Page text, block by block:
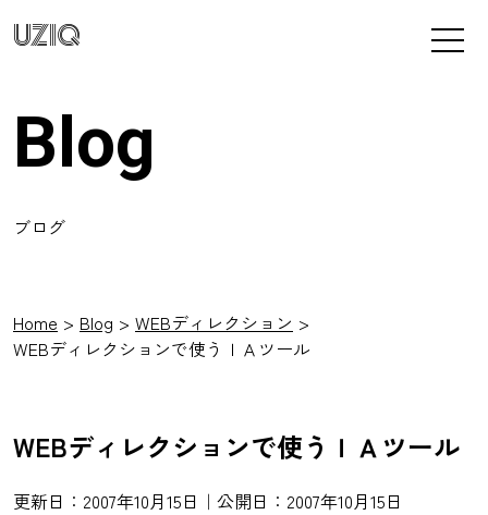
UZIQ
Blog
ブログ
Home Blog
WEBディレクション
WEBディレクションで使うＩＡツール
WEBディレクションで使うＩＡツール
更新日：2007年10月15日｜公開日：2007年10月15日